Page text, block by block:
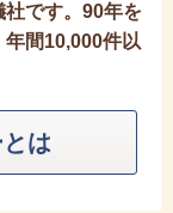
です。90年を
間10,000件以
は